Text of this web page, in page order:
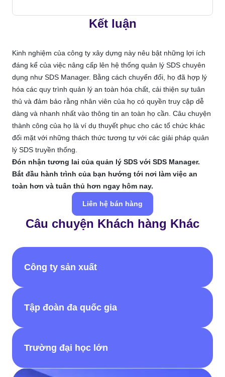
Kết luận
Kinh nghiệm của công ty xây dựng này nêu bật những lợi ích
đáng kể của việc nâng cấp lên hệ thống quản lý SDS chuyên
dụng như SDS Manager. Bằng cách chuyển đổi, họ đã hợp lý
hóa các quy trình quản lý an toàn hóa chất, cải thiện sự tuân
thủ và đảm bảo rằng nhân viên của họ có quyền truy cập dễ
dàng và nhanh nhất vào thông tin an toàn họ cần. Câu chuyện
thành công của họ là ví dụ thuyết phục cho các tổ chức khác
đối mặt với những thách thức tương tự với các giải pháp quản
lý SDS truyền thống.
Đón nhận tương lai của quản lý SDS với SDS Manager.
Bắt đầu hành trình của bạn hướng tới nơi làm việc an
toàn hơn và tuân thủ hơn ngay hôm nay.
Liên hệ bán hàng
Câu chuyện Khách hàng Khác
Công ty sản xuất
Tập đoàn đa quốc gia
Trường đại học lớn